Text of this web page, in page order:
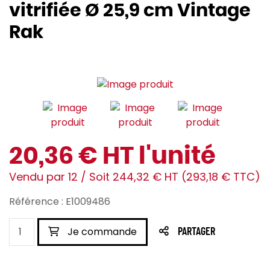
vitrifiée Ø 25,9 cm Vintage
Rak
20,36 € HT l'unité
Vendu par 12 / Soit 244,32 € HT (293,18 € TTC)
Référence : E1009486
Je commande PARTAGER